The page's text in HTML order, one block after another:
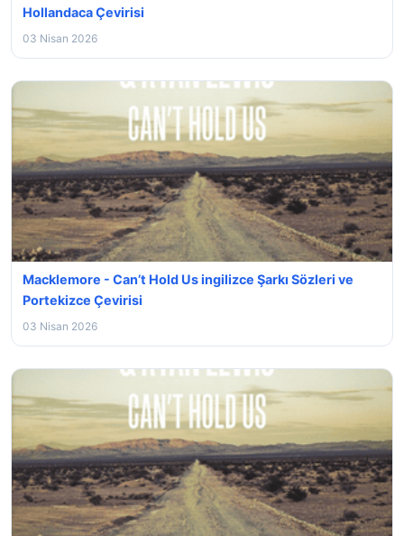
Hollandaca Çevirisi
03 Nisan 2026
Macklemore - Can’t Hold Us ingilizce Şarkı Sözleri ve
Portekizce Çevirisi
03 Nisan 2026